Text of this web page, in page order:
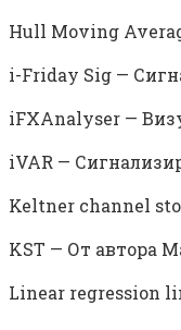
Hull Moving
i-Friday Sig —
iFXAnalyser —
iVAR —
Keltner channel
KST — От автора
Linear regression